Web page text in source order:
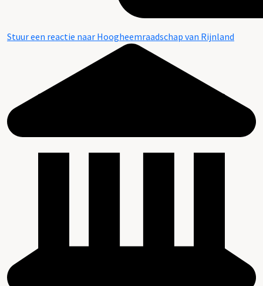
Stuur een reactie naar Hoogheemraadschap van Rijnland